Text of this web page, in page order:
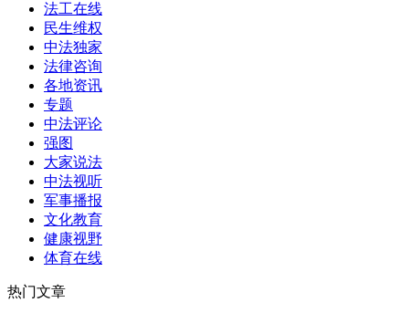
法工在线
民生维权
中法独家
法律咨询
各地资讯
专题
中法评论
强图
大家说法
中法视听
军事播报
文化教育
健康视野
体育在线
热门文章